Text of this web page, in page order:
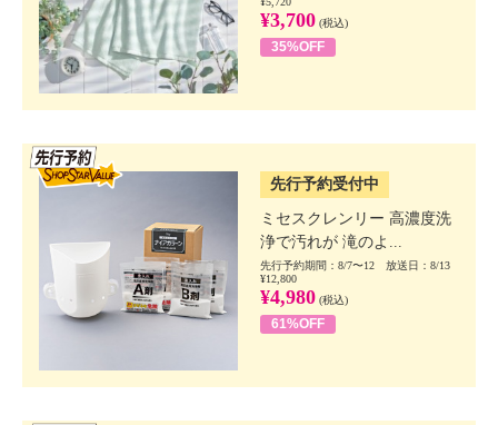
¥3,700 (税込)
35%OFF
先行予約受付中
ミセスクレンリー 高濃度洗
浄で汚れが 滝のよ...
先行予約期間：8/7〜12 放送日：8/13
¥12,800
¥4,980 (税込)
61%OFF